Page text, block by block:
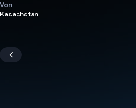
Von
Kasachstan